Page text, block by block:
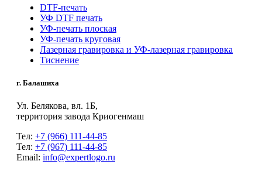
DTF-печать
УФ DTF печать
УФ-печать плоская
УФ-печать круговая
Лазерная гравировка и УФ-лазерная гравировка
Тиснение
г. Балашиха
Ул. Белякова, вл. 1Б,
территория завода Криогенмаш
Тел: +7 (966) 111-44-85
Тел: +7 (967) 111-44-85
Email: info@expertlogo.ru